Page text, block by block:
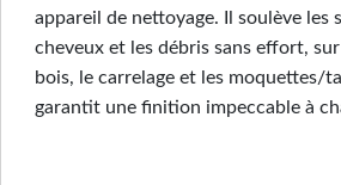
appareil de nettoyage. Il soulève les
cheveux et les débris sans effort,
bois, le carrelage et les moquettes/
garantit une finition impeccable à